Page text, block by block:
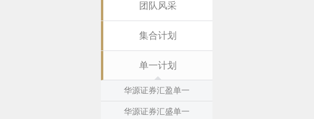
团队风采
集合计划
单一计划
华源证券汇盈单一
华源证券汇盛单一